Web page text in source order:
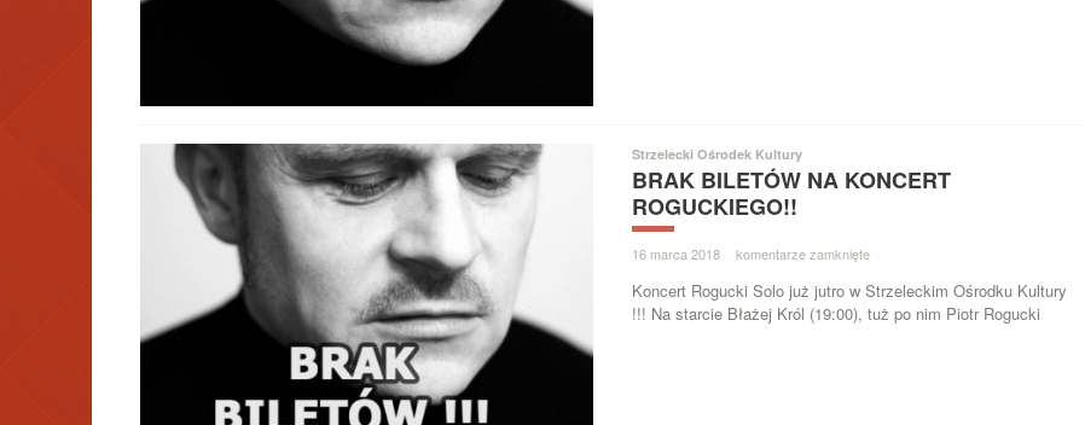
Strzelecki Ośrodek Kultury
BRAK BILETÓW NA KONCERT
ROGUCKIEGO!!
16 marca 2018 · komentarze zamknięte ·
Koncert Rogucki Solo już jutro w Strzeleckim Ośrodku Kultury
!!! Na starcie Błażej Król (19:00), tuż po nim Piotr Rogucki